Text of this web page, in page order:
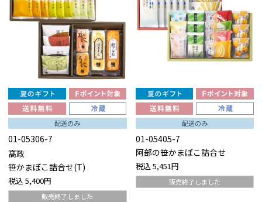
配送のみ
01-05306-7
髙政
笹かまぼこ詰合せ(T)
税込 5,400円
販売終了しました
配送のみ
01-05405-7
阿部の笹かまぼこ詰合せ
税込 5,451円
販売終了しました